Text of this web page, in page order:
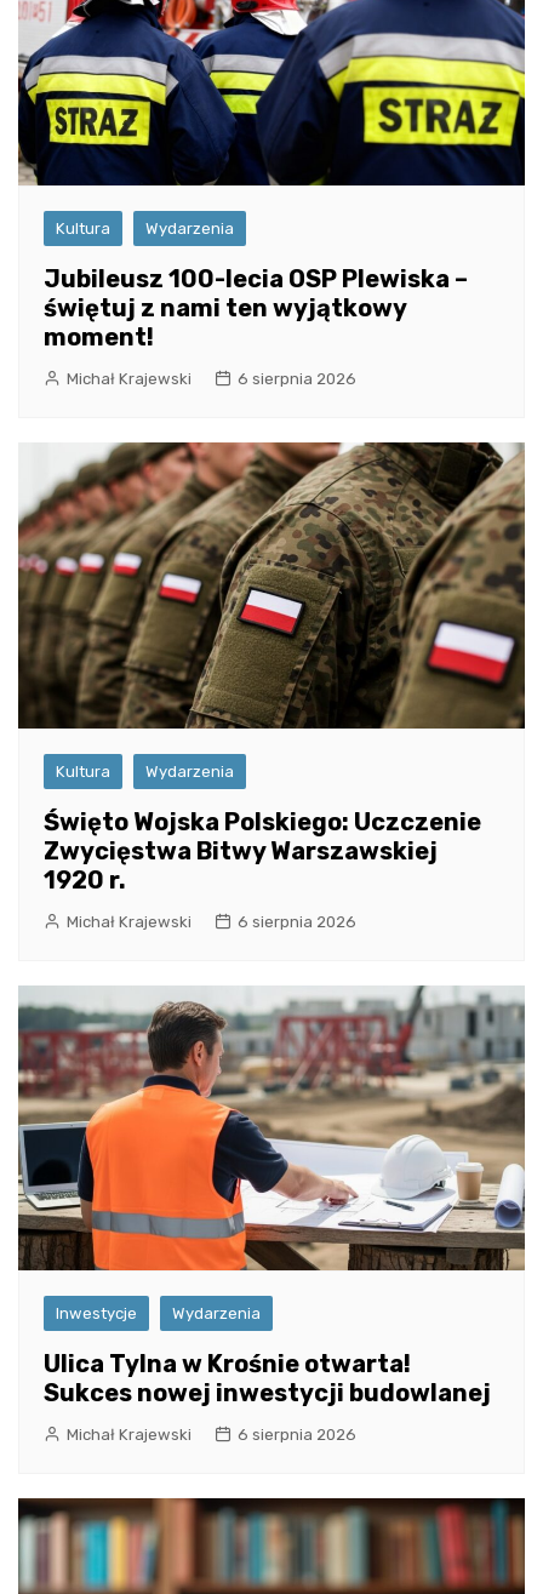
Kultura Wydarzenia
Jubileusz 100-lecia OSP Plewiska –
świętuj z nami ten wyjątkowy
moment!
Michał Krajewski 6 sierpnia 2026
Kultura Wydarzenia
Święto Wojska Polskiego: Uczczenie
Zwycięstwa Bitwy Warszawskiej
1920 r.
Michał Krajewski 6 sierpnia 2026
Inwestycje Wydarzenia
Ulica Tylna w Krośnie otwarta!
Sukces nowej inwestycji budowlanej
Michał Krajewski 6 sierpnia 2026